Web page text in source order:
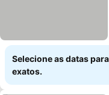
Selecione as datas
exatos.